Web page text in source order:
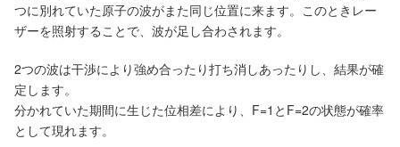
つに別れていた原子の波がまた同じ位置に来ます。このときレー
ザーを照射することで、波が足し合わされます。
2つの波は干渉により強め合ったり打ち消しあったりし、結果が確
定します。
分かれていた期間に生じた位相差により、F=1とF=2の状態が確率
として現れます。